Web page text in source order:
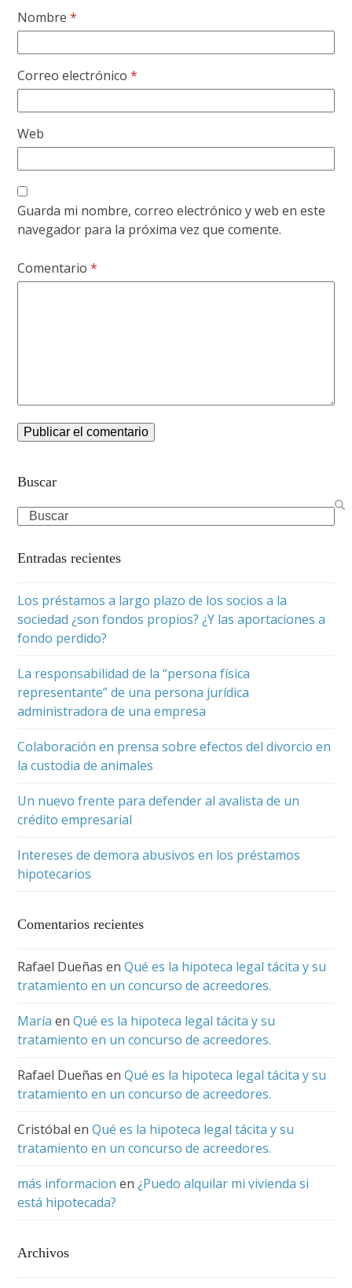
Nombre*
Correo electrónico*
Web
Guarda mi nombre, correo electrónico y web en este
navegador para la próxima vez que comente.
Comentario*
Buscar
Search
Entradas recientes
Los préstamos a largo plazo de los socios a la
sociedad ¿son fondos propios? ¿Y las aportaciones a
fondo perdido?
La responsabilidad de la “persona física
representante” de una persona jurídica
administradora de una empresa
Colaboración en prensa sobre efectos del divorcio en
la custodia de animales
Un nuevo frente para defender al avalista de un
crédito empresarial
Intereses de demora abusivos en los préstamos
hipotecarios
Comentarios recientes
Rafael Dueñas enQué es la hipoteca legal tácita y su
tratamiento en un concurso de acreedores.
María enQué es la hipoteca legal tácita y su
tratamiento en un concurso de acreedores.
Rafael Dueñas enQué es la hipoteca legal tácita y su
tratamiento en un concurso de acreedores.
Cristóbal enQué es la hipoteca legal tácita y su
tratamiento en un concurso de acreedores.
más informacion en¿Puedo alquilar mi vivienda si
está hipotecada?
Archivos